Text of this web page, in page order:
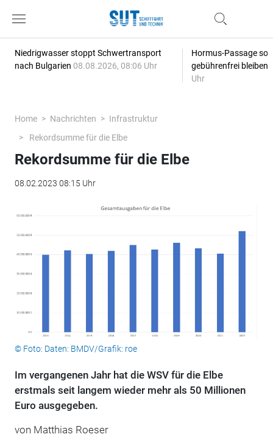
Niedrigwasser stoppt Schwertransport
nach Bulgarien 08.08.2026, 08:06 Uhr
Hormus-Passage
gebührenfrei bleiben
Uhr
Home Nachrichten
Infrastruktur
Rekordsumme für die Elbe
Rekordsumme für die Elbe
08.02.2023 08:15 Uhr
© Foto: Daten: BMDV/Grafik: roe
Im vergangenen Jahr hat die WSV für die Elbe
erstmals seit langem wieder mehr als 50 Millionen
Euro ausgegeben.
von Matthias Roeser